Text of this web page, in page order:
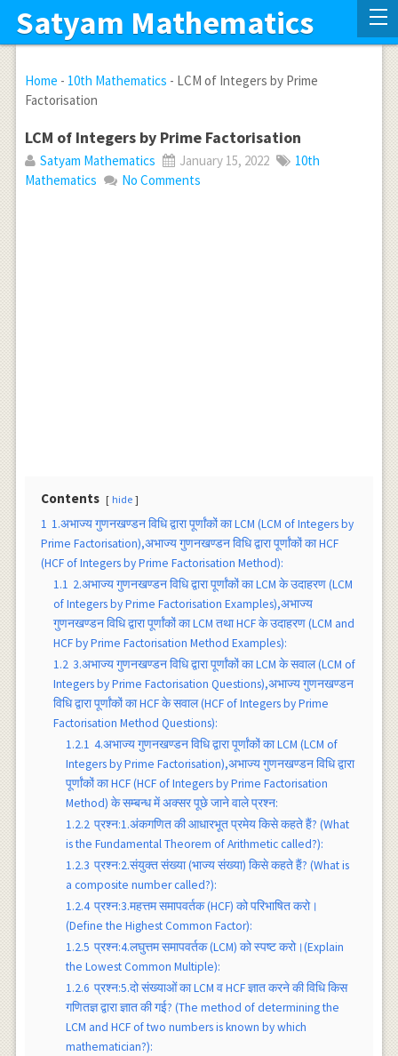
Satyam Mathematics
Home - 10th Mathematics - LCM of Integers by Prime
Factorisation
LCM of Integers by Prime Factorisation
Satyam Mathematics January 15, 2022
10th
Mathematics
No Comments
Contents hide
1 1.अभाज्य गुणनखण्डन विधि द्वारा पूर्णांकों का LCM (LCM of Integers by
Prime Factorisation),अभाज्य गुणनखण्डन विधि द्वारा पूर्णांकों का HCF
(HCF of Integers by Prime Factorisation Method):
1.1 2.अभाज्य गुणनखण्डन विधि द्वारा पूर्णांकों का LCM के उदाहरण (LCM
of Integers by Prime Factorisation Examples),अभाज्य
गुणनखण्डन विधि द्वारा पूर्णांकों का LCM तथा HCF के उदाहरण (LCM and
HCF by Prime Factorisation Method Examples):
1.2 3.अभाज्य गुणनखण्डन विधि द्वारा पूर्णांकों का LCM के सवाल (LCM of
Integers by Prime Factorisation Questions),अभाज्य गुणनखण्डन
विधि द्वारा पूर्णांकों का HCF के सवाल (HCF of Integers by Prime
Factorisation Method Questions):
1.2.1 4.अभाज्य गुणनखण्डन विधि द्वारा पूर्णांकों का LCM (LCM of
Integers by Prime Factorisation),अभाज्य गुणनखण्डन विधि द्वारा
पूर्णांकों का HCF (HCF of Integers by Prime Factorisation
Method) के सम्बन्ध में अक्सर पूछे जाने वाले प्रश्न:
1.2.2 प्रश्न:1.अंकगणित की आधारभूत प्रमेय किसे कहते हैं? (What
is the Fundamental Theorem of Arithmetic called?):
1.2.3 प्रश्न:2.संयुक्त संख्या (भाज्य संख्या) किसे कहते हैं? (What is
a composite number called?):
1.2.4 प्रश्न:3.महत्तम समापवर्तक (HCF) को परिभाषित करो।
(Define the Highest Common Factor):
1.2.5 प्रश्न:4.लघुत्तम समापवर्तक (LCM) को स्पष्ट करो।(Explain
the Lowest Common Multiple):
1.2.6 प्रश्न:5.दो संख्याओं का LCM व HCF ज्ञात करने की विधि किस
गणितज्ञ द्वारा ज्ञात की गई? (The method of determining the
LCM and HCF of two numbers is known by which
mathematician?):